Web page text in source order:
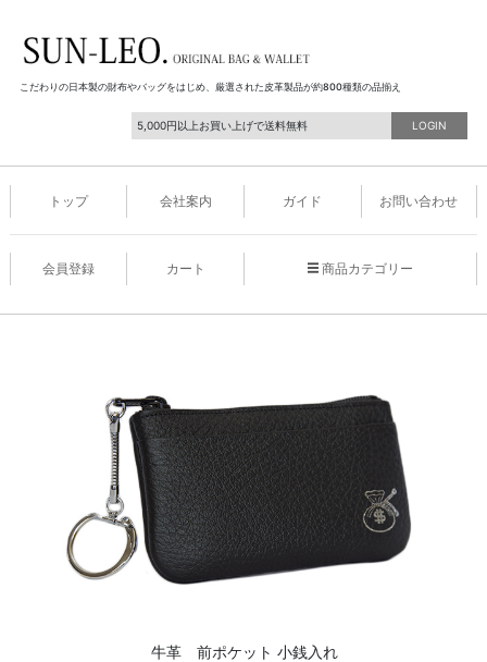
こだわりの日本製の財布やバッグをはじめ、厳選された皮革製品が約800種類の品揃え
5,000円以上お買い上げで送料無料 LOGIN
トップ 会社案内 ガイド お問い合わせ
会員登録 カート 商品カテゴリー
牛革 前ポケット 小銭入れ